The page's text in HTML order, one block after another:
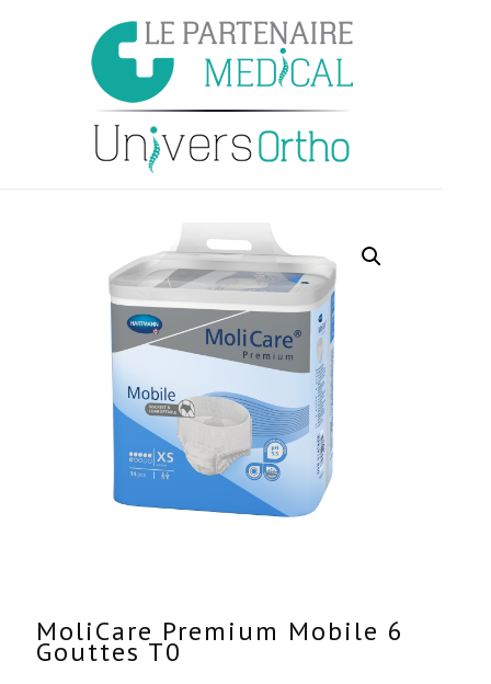
MoliCare Premium Mobile 6
Gouttes T0